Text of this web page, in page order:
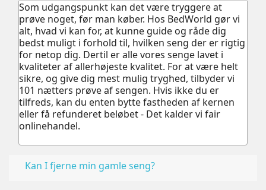
Som udgangspunkt kan det være tryggere at
prøve noget, før man køber. Hos BedWorld gør vi
alt, hvad vi kan for, at kunne guide og råde dig
bedst muligt i forhold til, hvilken seng der er rigtig
for netop dig. Dertil er alle vores senge lavet i
kvaliteter af allerhøjeste kvalitet. For at være helt
sikre, og give dig mest mulig tryghed, tilbyder vi
101 nætters prøve af sengen. Hvis ikke du er
tilfreds, kan du enten bytte fastheden af kernen
eller få refunderet beløbet - Det kalder vi fair
onlinehandel.
Kan I fjerne min gamle seng?